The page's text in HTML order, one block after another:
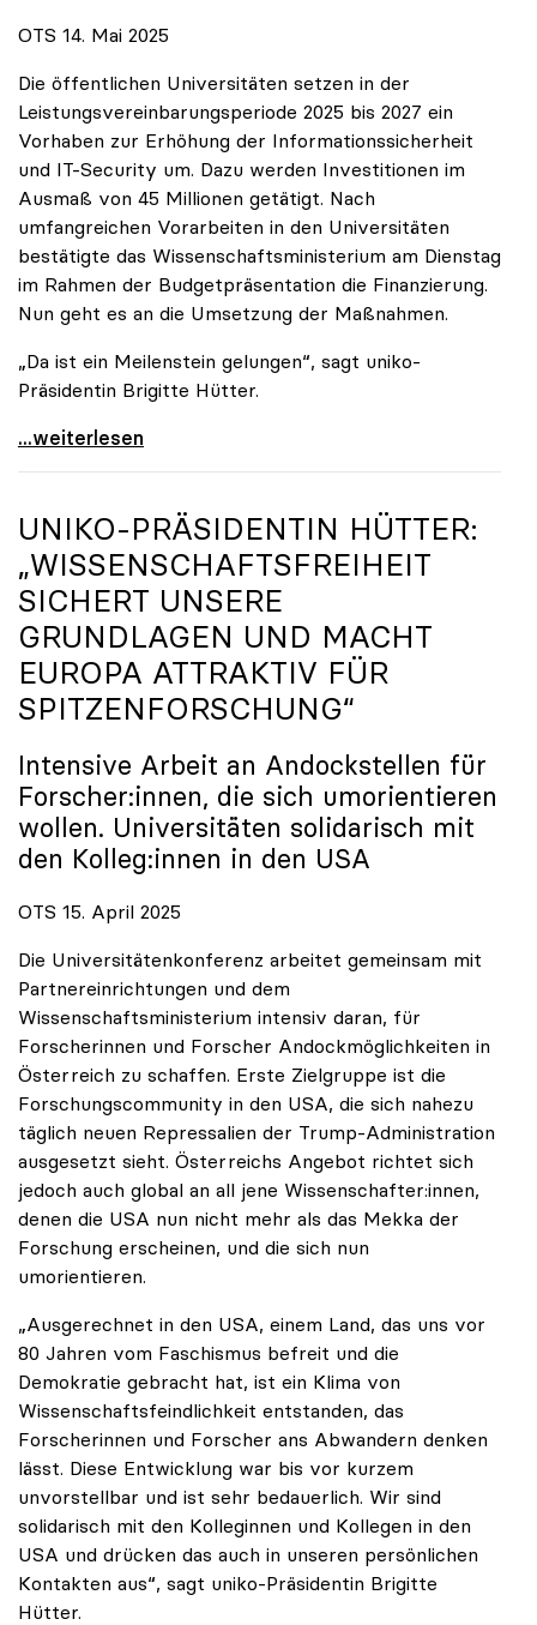
OTS 14. Mai 2025
Die öffentlichen Universitäten setzen in der
Leistungsvereinbarungsperiode 2025 bis 2027 ein
Vorhaben zur Erhöhung der Informationssicherheit
und IT-Security um. Dazu werden Investitionen im
Ausmaß von 45 Millionen getätigt. Nach
umfangreichen Vorarbeiten in den Universitäten
bestätigte das Wissenschaftsministerium am Dienstag
im Rahmen der Budgetpräsentation die Finanzierung.
Nun geht es an die Umsetzung der Maßnahmen.
„Da ist ein Meilenstein gelungen“, sagt uniko-
Präsidentin Brigitte Hütter.
Universitäten wappnen sich gegen zunehmende Gefahr
...weiterlesen
UNIKO-PRÄSIDENTIN HÜTTER:
„WISSENSCHAFTSFREIHEIT
SICHERT UNSERE
GRUNDLAGEN UND MACHT
EUROPA ATTRAKTIV FÜR
SPITZENFORSCHUNG“
Intensive Arbeit an Andockstellen für
Forscher:innen, die sich umorientieren
wollen. Universitäten solidarisch mit
den Kolleg:innen in den USA
OTS 15. April 2025
Die Universitätenkonferenz arbeitet gemeinsam mit
Partnereinrichtungen und dem
Wissenschaftsministerium intensiv daran, für
Forscherinnen und Forscher Andockmöglichkeiten in
Österreich zu schaffen. Erste Zielgruppe ist die
Forschungscommunity in den USA, die sich nahezu
täglich neuen Repressalien der Trump-Administration
ausgesetzt sieht. Österreichs Angebot richtet sich
jedoch auch global an all jene Wissenschafter:innen,
denen die USA nun nicht mehr als das Mekka der
Forschung erscheinen, und die sich nun
umorientieren.
„Ausgerechnet in den USA, einem Land, das uns vor
80 Jahren vom Faschismus befreit und die
Demokratie gebracht hat, ist ein Klima von
Wissenschaftsfeindlichkeit entstanden, das
Forscherinnen und Forscher ans Abwandern denken
lässt. Diese Entwicklung war bis vor kurzem
unvorstellbar und ist sehr bedauerlich. Wir sind
solidarisch mit den Kolleginnen und Kollegen in den
USA und drücken das auch in unseren persönlichen
Kontakten aus“, sagt uniko-Präsidentin Brigitte
Hütter.